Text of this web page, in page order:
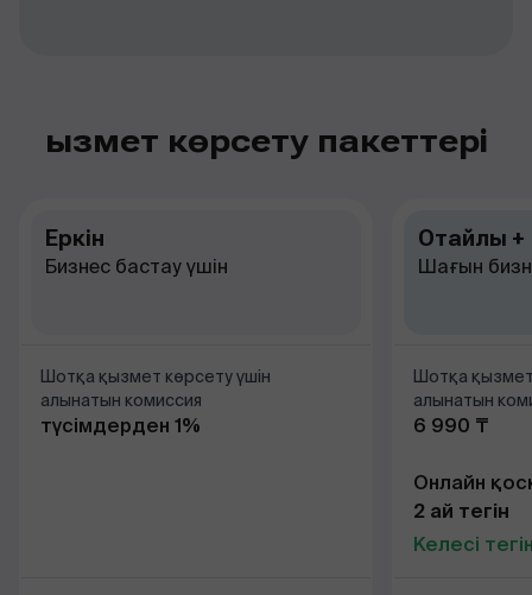
Қызмет көрсету пакеттері
Еркін
Бизнес бастау үшін
Шотқа қызмет көрсету үшін
алынатын комиссия
түсімдерден 1%
Оңтайлы +
Шағын
Шотқа
алынатын
6 990 ₸
Онлайн
2 ай тегін
Келесі
2.
3. ағымдағы
1 000 000 ₸
5. B2B
төлемдер
Талаптар
990 ₸